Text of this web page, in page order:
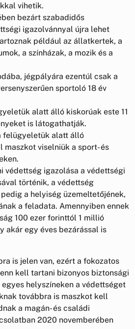
vihetik.
bezárt szabadidős
igazolvánnyal újra lehet
például az állatkertek, a
a színházak, a mozik és a
jégpályára ezentúl csak a
sportoló 18 év
alatt álló kiskorúak este 11
is látogathatják.
alatt álló
maszkot viselniük a sport- és
igazolása a védettségi
történik, a védettség
a helyiség üzemeltetőjének,
a feladata. Amennyiben ennek
100 ezer forinttól 1 millió
akár egy éves bezárással is
is jelen van, ezért a fokozatos
kell tartani bizonyos biztonsági
helyszíneken a védettséget
továbbra is maszkot kell
a magán- és családi
2020 novemberében